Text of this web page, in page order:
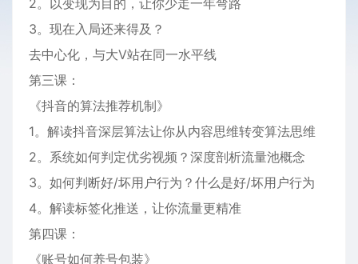
2。以变现为目的，让你少走一年弯路
3。现在入局还来得及？
去中心化，与大V站在同一水平线
第三课：
《抖音的算法推荐机制》
1。解读抖音深层算法让你从内容思维转变算法思维
2。系统如何判定优劣视频？深度剖析流量池概念
3。如何判断好/坏用户行为？什么是好/坏用户行为
4。解读标签化推送，让你流量更精准
第四课：
《账号如何养号包装》